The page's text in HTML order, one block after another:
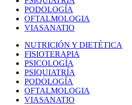
PODOLOGÍA
OFTALMOLOGIA
VIASANATIO
NUTRICIÓN Y DIETÉTICA
FISIOTERAPIA
PSICOLOGÍA
PSIQUIATRÍA
PODOLOGÍA
OFTALMOLOGIA
VIASANATIO